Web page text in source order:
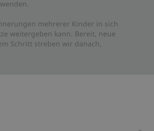
mehrerer Kinder in sich
weitergeben kann. Bereit, neue
Schritt streben wir danach,